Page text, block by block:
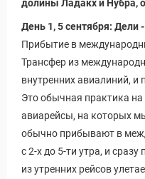
долины Ладакх и Нубра,
День 1, 5 сентября: Дели
Прибытие в
Трансфер из
внутренних авиалиний, и
Это обычная практика
авиарейсы, на которых
обычно прибывают в
с 2-х до 5-ти утра, и
из утренних рейсов